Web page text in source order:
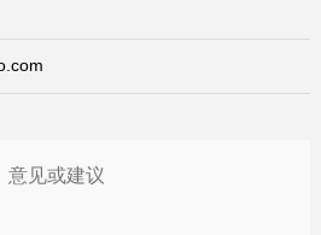
高113%！